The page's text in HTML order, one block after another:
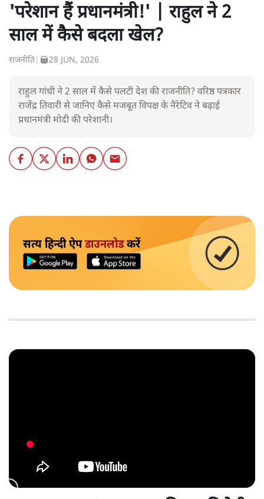
'परेशान हैं प्रधानमंत्री!' | राहुल ने 2
साल में कैसे बदला खेल?
राजनीति 28 JUN, 2026
राहुल गांधी ने 2 साल में कैसे पलटी देश की राजनीति? वरिष्ठ पत्रकार
राजेंद्र तिवारी से जानिए कैसे मजबूत विपक्ष के नैरेटिव ने बढ़ाई
प्रधानमंत्री मोदी की परेशानी।
सत्य हिन्दी ऐपडाउनलोडकरें